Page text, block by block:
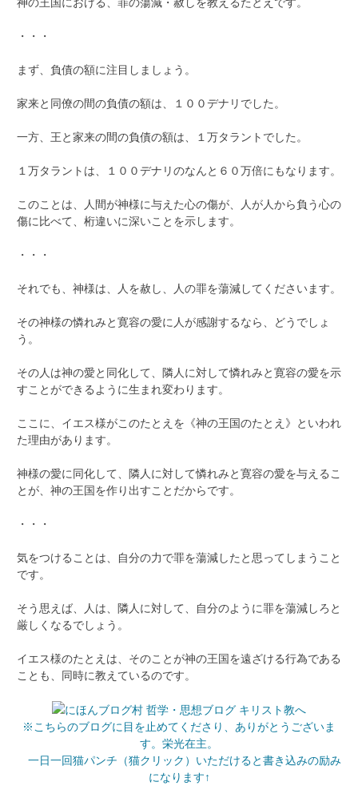
・・・
まず、負債の額に注目しましょう。
家来と同僚の間の負債の額は、１００デナリでした。
一方、王と家来の間の負債の額は、１万タラントでした。
１万タラントは、１００デナリのなんと６０万倍にもなります。
このことは、人間が神様に与えた心の傷が、人が人から負う心の
傷に比べて、桁違いに深いことを示します。
・・・
それでも、神様は、人を赦し、人の罪を蕩減してくださいます。
その神様の憐れみと寛容の愛に人が感謝するなら、どうでしょ
う。
その人は神の愛と同化して、隣人に対して憐れみと寛容の愛を示
すことができるように生まれ変わります。
ここに、イエス様がこのたとえを《神の王国のたとえ》といわれ
た理由があります。
神様の愛に同化して、隣人に対して憐れみと寛容の愛を与えるこ
とが、神の王国を作り出すことだからです。
・・・
気をつけることは、自分の力で罪を蕩減したと思ってしまうこと
です。
そう思えば、人は、隣人に対して、自分のように罪を蕩減しろと
厳しくなるでしょう。
イエス様のたとえは、そのことが神の王国を遠ざける行為である
ことも、同時に教えているのです。
※こちらのブログに目を止めてくださり、ありがとうございま
す。栄光在主。
一日一回猫パンチ（猫クリック）いただけると書き込みの励み
になります↑